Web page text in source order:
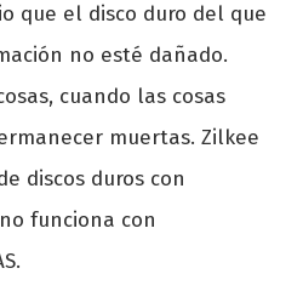
que el disco duro del que
no esté dañado.
cuando las cosas
muertas. Zilkee
discos duros con
no funciona con